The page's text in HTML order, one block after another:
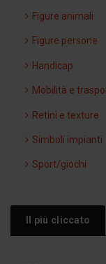
Figure animali
Figure persone
Handicap
Mobilità e
Retini e texture
Simboli impianti
Sport/giochi
Il più cliccato